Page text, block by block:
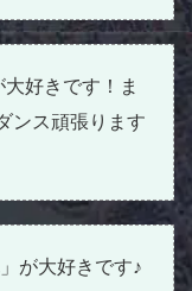
好きです！ま
ンス頑張ります
が大好きです♪